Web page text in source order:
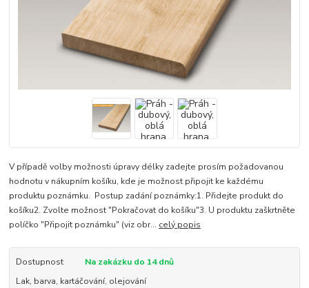
V případě volby možnosti úpravy délky zadejte prosím požadovanou
hodnotu v nákupním košíku, kde je možnost připojit ke každému
produktu poznámku. Postup zadání poznámky:1. Přidejte produkt do
košíku2. Zvolte možnost "Pokračovat do košíku"3. U produktu zaškrtněte
políčko "Připojit poznámku" (viz obr... celý popis
Dostupnost
Na zakázku do 14 dnů
Lak, barva, kartáčování, olejování